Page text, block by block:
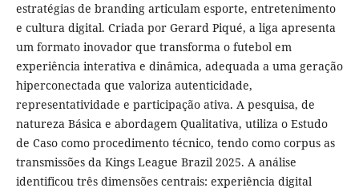
estratégias de branding articulam esporte, entretenimento
e cultura digital. Criada por Gerard Piqué, a liga apresenta
um formato inovador que transforma o futebol em
experiência interativa e dinâmica, adequada a uma geração
hiperconectada que valoriza autenticidade,
representatividade e participação ativa. A pesquisa, de
natureza Básica e abordagem Qualitativa, utiliza o Estudo
de Caso como procedimento técnico, tendo como corpus as
transmissões da Kings League Brazil 2025. A análise
identificou três dimensões centrais: experiência digital